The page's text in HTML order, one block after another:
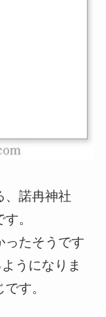
、諾冉神社
。
ったそうです
うになりま
す。